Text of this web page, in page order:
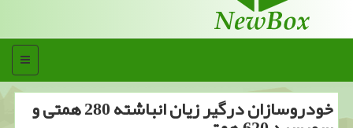
منو
خودروسازان درگیر زیان انباشته 280 همتی و